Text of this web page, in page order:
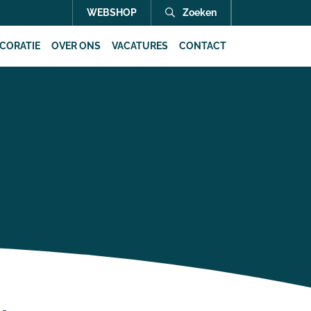
WEBSHOP Zoeken
OVER ONS VACATURES CONTACT